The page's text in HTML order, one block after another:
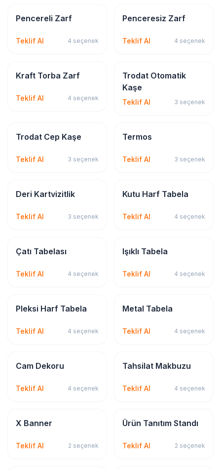
Kırtasiye & Matbu
Pencereli Zarf
Teklif Al 4 seçenek
Kırtasiye & Matbu
Penceresiz Zarf
Teklif Al 4 seçenek
Kırtasiye & Matbu
Kraft Torba Zarf
Teklif Al 4 seçenek
Kaşe Çeşitleri
Trodat Otomatik
Kaşe
Teklif Al 3 seçenek
Kaşe Çeşitleri
Trodat Cep Kaşe
Teklif Al 3 seçenek
Promosyon
Termos
Teklif Al 3 seçenek
Kartvizit
Deri Kartvizitlik
Teklif Al 3 seçenek
Tabela & Reklam
Kutu Harf Tabela
Teklif Al 4 seçenek
Tabela & Reklam
Çatı Tabelası
Teklif Al 4 seçenek
Tabela & Reklam
Işıklı Tabela
Teklif Al 4 seçenek
Tabela & Reklam
Pleksi Harf Tabela
Teklif Al 4 seçenek
Tabela & Reklam
Metal Tabela
Teklif Al 4 seçenek
Sticker & Etiket
Cam Dekoru
Teklif Al 4 seçenek
Kırtasiye & Matbu
Tahsilat Makbuzu
Teklif Al 4 seçenek
Tabela & Reklam
X Banner
Teklif Al 2 seçenek
Tabela & Reklam
Ürün Tanıtım Standı
Teklif Al 2 seçenek